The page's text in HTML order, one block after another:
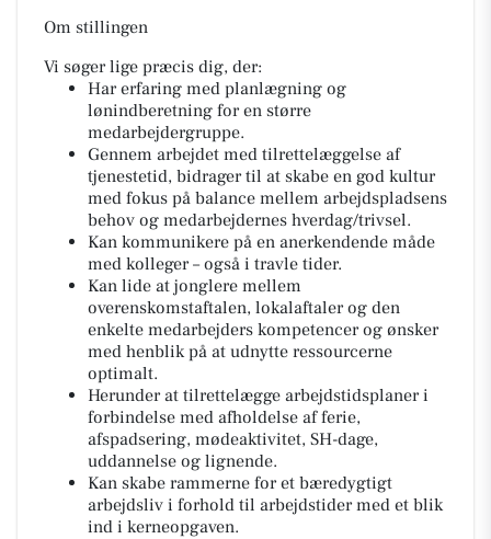
Om stillingen
Vi søger lige præcis dig, der:
Har erfaring med planlægning og
lønindberetning for en større
medarbejdergruppe.
Gennem arbejdet med tilrettelæggelse af
tjenestetid, bidrager til at skabe en god kultur
med fokus på balance mellem arbejdspladsens
behov og medarbejdernes hverdag/trivsel.
Kan kommunikere på en anerkendende måde
med kolleger – også i travle tider.
Kan lide at jonglere mellem
overenskomstaftalen, lokalaftaler og den
enkelte medarbejders kompetencer og ønsker
med henblik på at udnytte ressourcerne
optimalt.
Herunder at tilrettelægge arbejdstidsplaner i
forbindelse med afholdelse af ferie,
afspadsering, mødeaktivitet, SH-dage,
uddannelse og lignende.
Kan skabe rammerne for et bæredygtigt
arbejdsliv i forhold til arbejdstider med et blik
ind i kerneopgaven.